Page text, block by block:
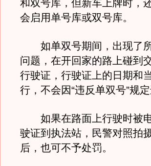
和双号库，但新车上牌时，
会启用单号库或双号库。
如单双号期间，出现了所
问题，在开回家的路上碰到
行驶证，行驶证上的日期和
行，不会因“违反单双号”规定
如果在路面上行驶时被电
驶证到执法站，民警对照拍
后，也可不予处罚。